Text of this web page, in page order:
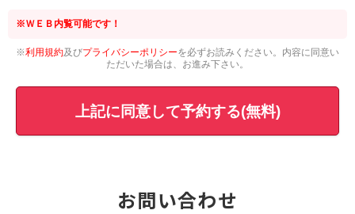
※ＷＥＢ内覧可能です！
※利用規約及びプライバシーポリシーを必ずお読みください。内容に同意い
ただいた場合は、お進み下さい。
上記に同意して予約する(無料)
お問い合わせ